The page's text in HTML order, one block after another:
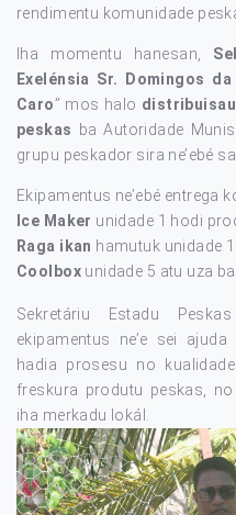
rendimentu komunidade
Iha momentu hanesan,
Exelénsia Sr. Domingos
Caro” mos halo
peskas ba Autoridade
grupu peskador sira ne’ebé
Ekipamentus ne’ebé entrega
Ice Maker unidade 1 hodi
Raga ikan hamutuk unidade
Coolboxunidade 5 atu uza
Sekretáriu Estadu
ekipamentus ne’e sei
hadia prosesu no
freskura produtu peskas,
iha merkadu lokál.